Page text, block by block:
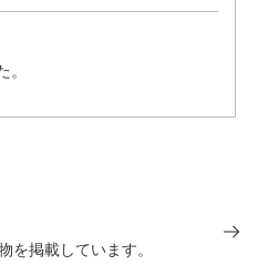
。
を掲載しています。